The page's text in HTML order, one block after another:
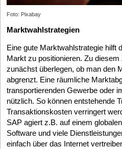
Foto: Pixabay
Marktwahlstrategien
Eine gute Marktwahlstrategie hilft
Markt zu positionieren. Zu
zunächst überlegen, ob man den
abgrenzt. Eine räumliche
transportierenden Gewerbe oder
nützlich. So können entstehende
Transaktionskosten verringert
SAP agiert z.B. auf einem
Software und viele
einfach über das Internet